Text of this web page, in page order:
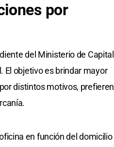
por
del Ministerio de Capital
El objetivo es brindar mayor
distintos motivos, prefieren
en función del domicilio